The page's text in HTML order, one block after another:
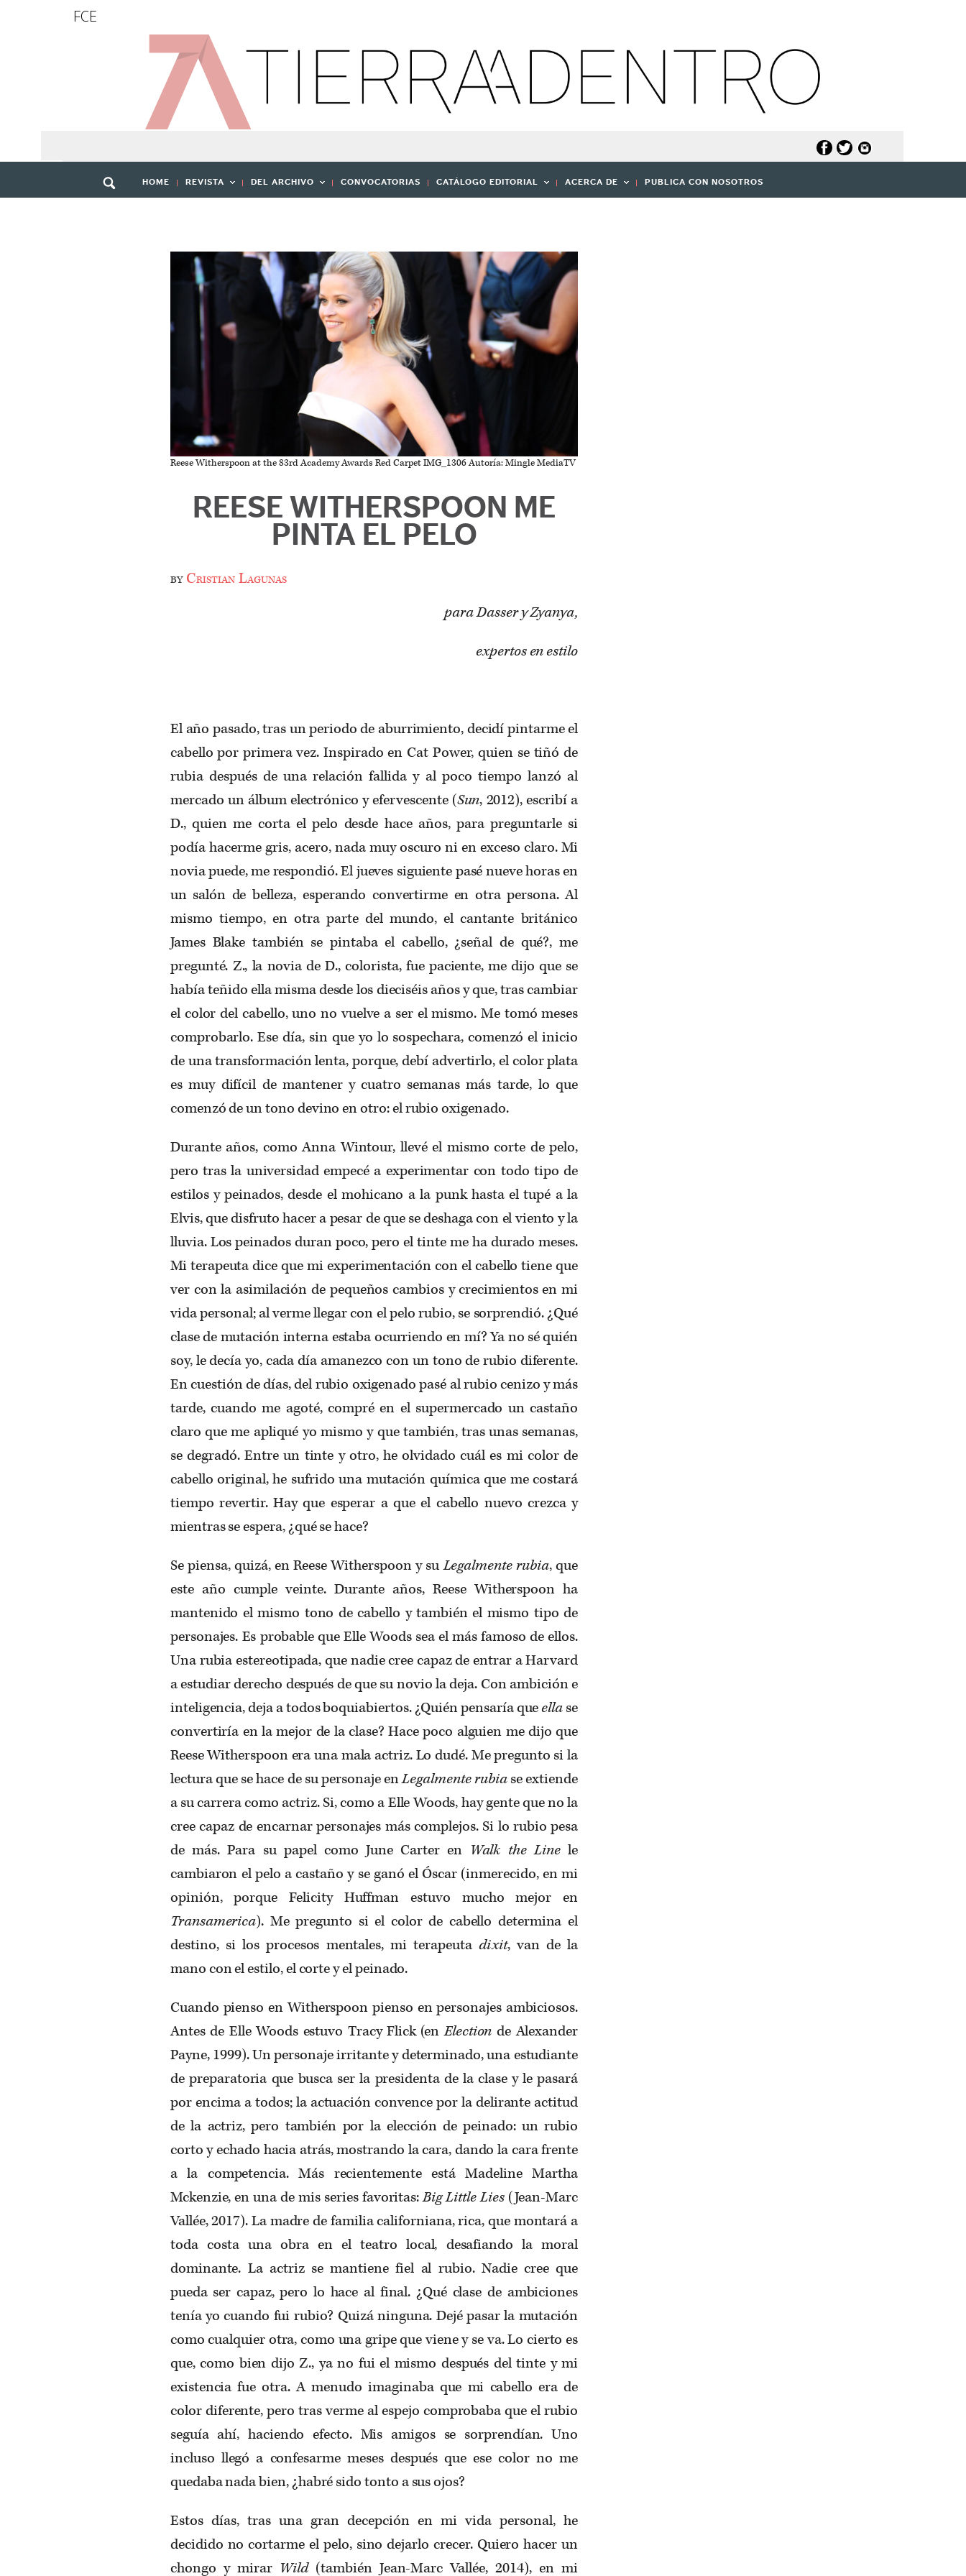
FCE
HOME REVISTA DEL ARCHIVO CONVOCATORIAS CATÁLOGO EDITORIAL ACERCA DE PUBLICA CON NOSOTROS
Reese Witherspoon at the 83rd Academy Awards Red Carpet IMG_1306 Autoría: Mingle MediaTV
REESE WITHERSPOON ME
PINTA EL PELO
byCristian Lagunas
para Dasser y Zyanya,
expertos en estilo
El año pasado, tras un periodo de aburrimiento, decidí pintarme el
cabello por primera vez. Inspirado en Cat Power, quien se tiñó de
rubia después de una relación fallida y al poco tiempo lanzó al
mercado un álbum electrónico y efervescente (Sun, 2012), escribí a
D., quien me corta el pelo desde hace años, para preguntarle si
podía hacerme gris, acero, nada muy oscuro ni en exceso claro. Mi
novia puede, me respondió. El jueves siguiente pasé nueve horas en
un salón de belleza, esperando convertirme en otra persona. Al
mismo tiempo, en otra parte del mundo, el cantante británico
James Blake también se pintaba el cabello, ¿señal de qué?, me
pregunté. Z., la novia de D., colorista, fue paciente, me dijo que se
había teñido ella misma desde los dieciséis años y que, tras cambiar
el color del cabello, uno no vuelve a ser el mismo. Me tomó meses
comprobarlo. Ese día, sin que yo lo sospechara, comenzó el inicio
de una transformación lenta, porque, debí advertirlo, el color plata
es muy difícil de mantener y cuatro semanas más tarde, lo que
comenzó de un tono devino en otro: el rubio oxigenado.
Durante años, como Anna Wintour, llevé el mismo corte de pelo,
pero tras la universidad empecé a experimentar con todo tipo de
estilos y peinados, desde el mohicano a la punk hasta el tupé a la
Elvis, que disfruto hacer a pesar de que se deshaga con el viento y la
lluvia. Los peinados duran poco, pero el tinte me ha durado meses.
Mi terapeuta dice que mi experimentación con el cabello tiene que
ver con la asimilación de pequeños cambios y crecimientos en mi
vida personal; al verme llegar con el pelo rubio, se sorprendió. ¿Qué
clase de mutación interna estaba ocurriendo en mí? Ya no sé quién
soy, le decía yo, cada día amanezco con un tono de rubio diferente.
En cuestión de días, del rubio oxigenado pasé al rubio cenizo y más
tarde, cuando me agoté, compré en el supermercado un castaño
claro que me apliqué yo mismo y que también, tras unas semanas,
se degradó. Entre un tinte y otro, he olvidado cuál es mi color de
cabello original, he sufrido una mutación química que me costará
tiempo revertir. Hay que esperar a que el cabello nuevo crezca y
mientras se espera, ¿qué se hace?
Se piensa, quizá, en Reese Witherspoon y suLegalmente rubia, que
este año cumple veinte. Durante años, Reese Witherspoon ha
mantenido el mismo tono de cabello y también el mismo tipo de
personajes. Es probable que Elle Woods sea el más famoso de ellos.
Una rubia estereotipada, que nadie cree capaz de entrar a Harvard
a estudiar derecho después de que su novio la deja. Con ambición e
inteligencia, deja a todos boquiabiertos. ¿Quién pensaría queellase
convertiría en la mejor de la clase? Hace poco alguien me dijo que
Reese Witherspoon era una mala actriz. Lo dudé. Me pregunto si la
lectura que se hace de su personaje enLegalmente rubiase extiende
a su carrera como actriz. Si, como a Elle Woods, hay gente que no la
cree capaz de encarnar personajes más complejos. Si lo rubio pesa
de más. Para su papel como June Carter en Walk the Linele
cambiaron el pelo a castaño y se ganó el Óscar (inmerecido, en mi
opinión, porque Felicity Huffman estuvo mucho mejor en
Transamerica). Me pregunto si el color de cabello determina el
destino, si los procesos mentales, mi terapeutadixit, van de la
mano con el estilo, el corte y el peinado.
Cuando pienso en Witherspoon pienso en personajes ambiciosos.
Antes de Elle Woods estuvo Tracy Flick (enElectionde Alexander
Payne, 1999). Un personaje irritante y determinado, una estudiante
de preparatoria que busca ser la presidenta de la clase y le pasará
por encima a todos; la actuación convence por la delirante actitud
de la actriz, pero también por la elección de peinado: un rubio
corto y echado hacia atrás, mostrando la cara, dando la cara frente
a la competencia. Más recientemente está Madeline Martha
Mckenzie, en una de mis series favoritas:Big Little Lies (Jean-Marc
Vallée, 2017). La madre de familia californiana, rica, que montará a
toda costa una obra en el teatro local, desafiando la moral
dominante. La actriz se mantiene fiel al rubio. Nadie cree que
pueda ser capaz, pero lo hace al final. ¿Qué clase de ambiciones
tenía yo cuando fui rubio? Quizá ninguna. Dejé pasar la mutación
como cualquier otra, como una gripe que viene y se va. Lo cierto es
que, como bien dijo Z., ya no fui el mismo después del tinte y mi
existencia fue otra. A menudo imaginaba que mi cabello era de
color diferente, pero tras verme al espejo comprobaba que el rubio
seguía ahí, haciendo efecto. Mis amigos se sorprendían. Uno
incluso llegó a confesarme meses después que ese color no me
quedaba nada bien, ¿habré sido tonto a sus ojos?
Estos días, tras una gran decepción en mi vida personal, he
decidido no cortarme el pelo, sino dejarlo crecer. Quiero hacer un
chongo y mirar Wild (también Jean-Marc Vallée, 2014), en mi